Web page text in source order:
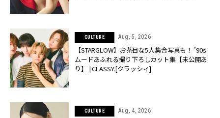
CULTURE Aug, 5, 2026
【STARGLOW】お茶目な5人集合写真も！ ’90s
ムードあふれる撮り下ろしカット集【未公開あ
り】 | CLASSY.[クラッシィ]
CULTURE Aug, 4, 2026